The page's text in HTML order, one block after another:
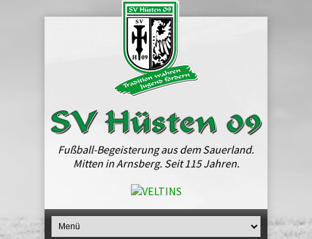
Fußball-Begeisterung aus dem Sauerland.
Mitten in Arnsberg. Seit 115 Jahren.